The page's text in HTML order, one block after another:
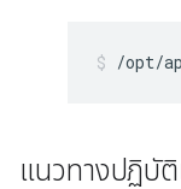
/opt/
แนวทางปฏิบั